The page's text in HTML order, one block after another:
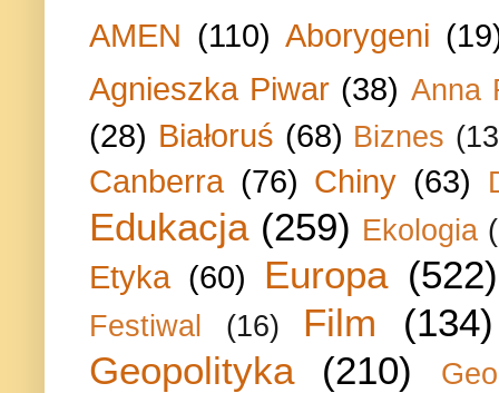
AMEN (110) Aborygeni
Agnieszka Piwar (38) Anna
(28) Białoruś (68) Biznes
Canberra (76) Chiny (63)
Edukacja (259) Ekologia
Etyka (60) Europa (522)
Festiwal (16) Film
(134)
Geopolityka
(210)